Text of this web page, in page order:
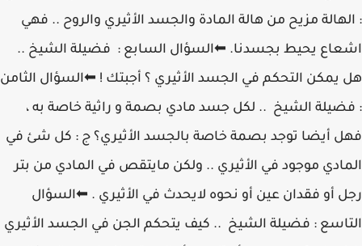
: الهالة مزيح من هالة المادة والجسد الأثيري والروح .. فهي
اشعاع يحيط بجسدنا. ⬅السؤال السابع : فضيلة الشيخ ..
هل يمكن التحكم في الجسد الأثيري ؟ أجبتك ! ⬅السؤال الثامن
: فضيلة الشيخ .. لكل جسد مادي بصمة و راثية خاصة به ،
فهل أيضا توجد بصمة خاصة بالجسد الأثيري؟ ج : كل شئ في
المادي موجود في الأثيري .. ولكن مايتقص في المادي من بتر
رجل أو فقدان عين أو نحوه لايحدث في الأثيري . ⬅السؤال
التاسع : فضيلة الشيخ .. كيف يتحكم الجن في الجسد الأثيري